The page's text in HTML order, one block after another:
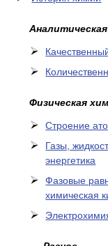
Физическая
Cтроение
Газы,
энергетика
Фазовые
химическая